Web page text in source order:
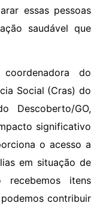
essas pessoas
saudável que
do
Social (Cras) do
Descoberto/GO,
significativo
o acesso a
em situação de
recebemos itens
contribuir